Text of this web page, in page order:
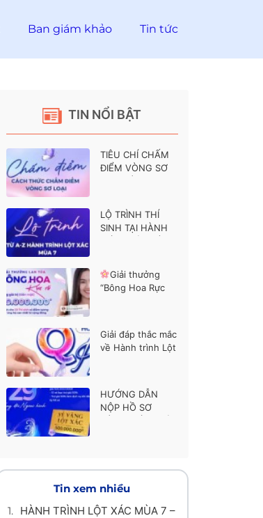
Ban giám khảo Tin tức
TIN NỔI BẬT
TIÊU CHÍ CHẤM
ĐIỂM VÒNG SƠ
LỘ TRÌNH THÍ
SINH TẠI HÀNH
Giải thưởng
“Bông Hoa Rực
Giải đáp thắc mắc
về Hành trình Lột
HƯỚNG DẪN
NỘP HỒ SƠ
Tin xem nhiều
1.
HÀNH TRÌNH LỘT XÁC MÙA 7 –